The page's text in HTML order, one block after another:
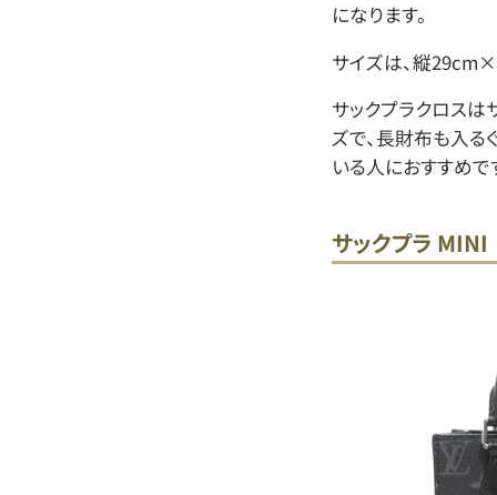
になります。
サイズは、縦
サックプラクロス
ズで、長財布も入る
いる人におすすめで
サックプラ MINI